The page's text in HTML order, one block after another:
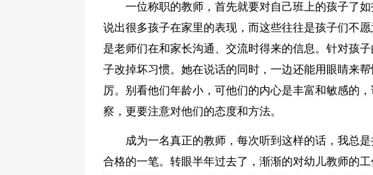
一位称职的教师，首先就要对自己班上的孩子了
说出很多孩子在家里的表现，而这些往往是孩子们不
是老师们在和家长沟通、交流时得来的信息。针对孩
子改掉坏习惯。她在说话的同时，一边还能用眼睛来
厉。别看他们年龄小，可他们的内心是丰富和敏感的
察，更要注意对他们的态度和方法。
成为一名真正的教师，每次听到这样的话，我总
合格的一笔。转眼半年过去了，渐渐的对幼儿教师的